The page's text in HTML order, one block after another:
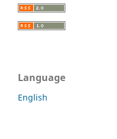
Language
English